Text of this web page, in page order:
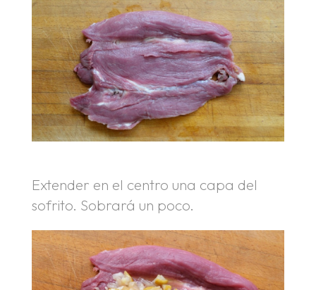
Extender en el centro una capa del
sofrito. Sobrará un poco.